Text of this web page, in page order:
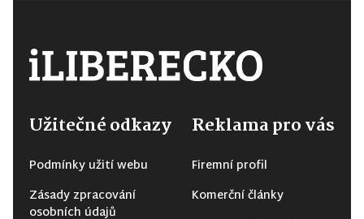
Užitečné odkazy
Podmínky užití webu
Zásady zpracování
osobních údajů
Reklama pro vás
Firemní profil
Komerční články